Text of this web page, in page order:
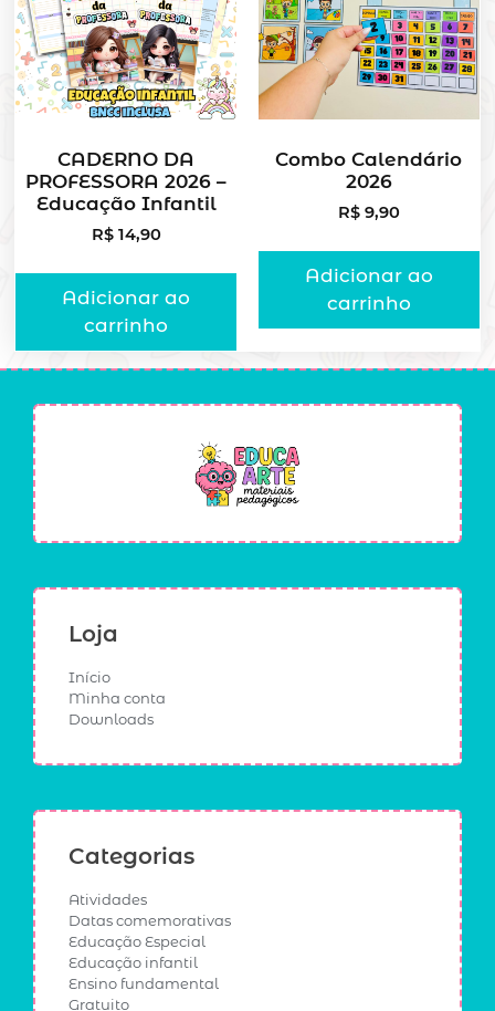
CADERNO DA
PROFESSORA 2026 –
Educação Infantil
R$14,90
Adicionar ao
carrinho
Combo Calendário
2026
R$9,90
Adicionar ao
carrinho
Loja
Início
Minha conta
Downloads
Categorias
Atividades
Datas comemorativas
Educação Especial
Educação infantil
Ensino fundamental
Gratuito